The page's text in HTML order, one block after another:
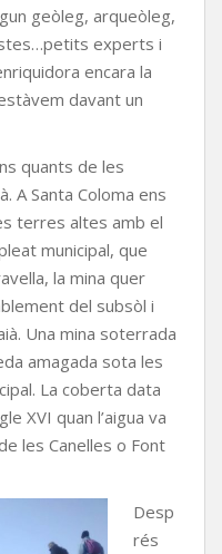
geòleg, arqueòleg,
experts i
encara la
davant un
quants de les
A Santa Coloma ens
terres altes amb el
municipal, que
la mina quer
del subsòl i
Una mina soterrada
amagada sota les
La coberta data
XVI quan l’aigua va
les Canelles o Font
Desp
rés